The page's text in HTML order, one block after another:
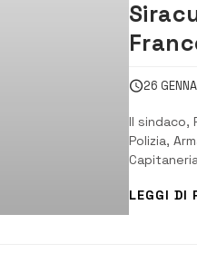
per
26
Il sindaco,
Polizia,
giornalista
fa a
LEGGI DI